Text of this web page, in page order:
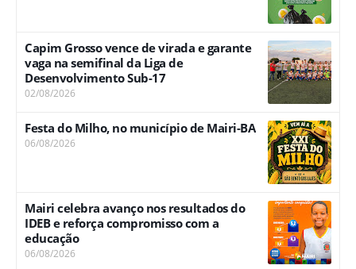
Capim Grosso vence de virada e garante
vaga na semifinal da Liga de
Desenvolvimento Sub-17
02/08/2026
Festa do Milho, no município de Mairi-BA
06/08/2026
Mairi celebra avanço nos resultados do
IDEB e reforça compromisso com a
educação
06/08/2026